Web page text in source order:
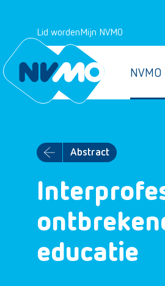
Lid wordenMijn NVMO
NVMO
Abstract
educatie